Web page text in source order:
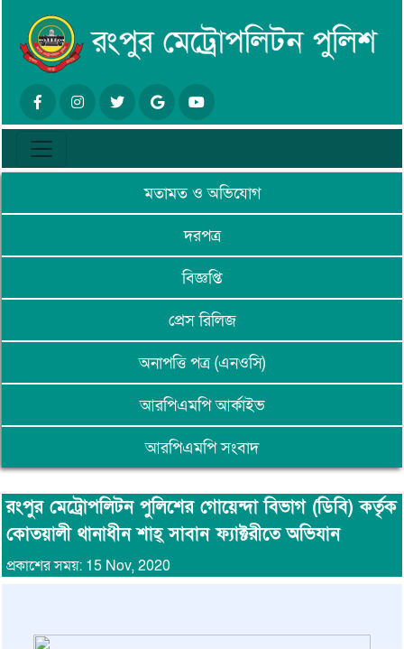
মতামত ও অভিযোগ
দরপত্র
বিজ্ঞপ্তি
প্রেস রিলিজ
অনাপত্তি পত্র (এনওসি)
আরপিএমপি আর্কাইভ
আরপিএমপি সংবাদ
রংপুর মেট্রোপলিটন পুলিশের গোয়েন্দা বিভাগ (ডিবি) কর্তৃক
কোতয়ালী থানাধীন শাহ্ সাবান ফ্যাক্টরীতে অভিযান
প্রকাশের সময়: 15 Nov, 2020